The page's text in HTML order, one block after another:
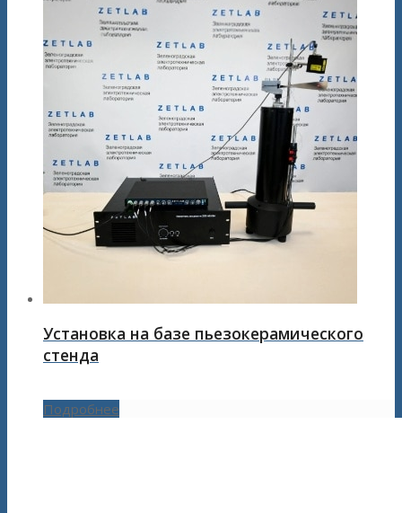
Установка на базе пьезокерамического
стенда
Подробнее